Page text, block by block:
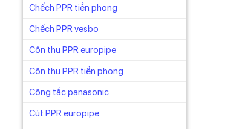
Chếch PPR tiền phong
Chếch PPR vesbo
Côn thu PPR europipe
Côn thu PPR tiền phong
Công tắc panasonic
Cút PPR europipe